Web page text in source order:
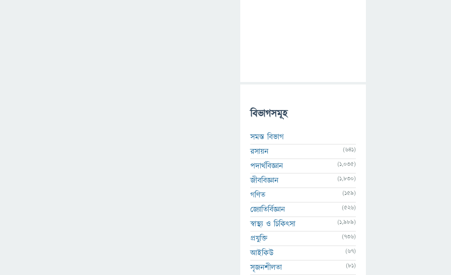
বিভাগসমূহ
সমস্ত বিভাগ
রসায়ন
(641)
পদার্থবিজ্ঞান (1,035)
জীববিজ্ঞান (1,830)
গণিত (159)
জ্যোতির্বিজ্ঞান (526)
স্বাস্থ্য ও চিকিৎসা (1,989)
প্রযুক্তি (736)
আইকিউ (67)
সৃজনশীলতা (81)